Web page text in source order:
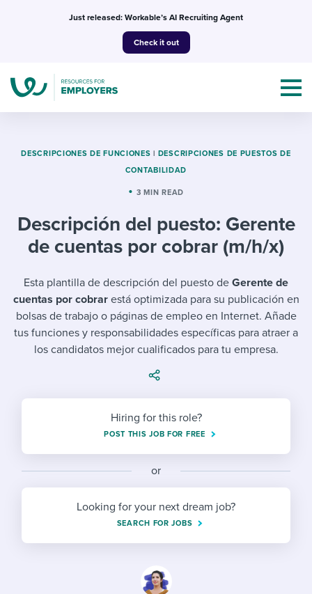
Just released: Workable’s AI Recruiting Agent
Check it out
Topics
Mobilizing AI in my work
Evaluating candidates
Working together with others
Maintaining hiring pipelines
Developing & retaining people
Ensuring compliance
Finding and attracting people
Establishing an employer brand
Templates & Guides
I WANT...
Job description templates
Interview question templates
Policy templates
Step-by-step tutorials
Free ebooks & reports
HR terms
I’m a jobseeker
I WANT TO LEARN ABOUT...
Applying for a job
Interview process
Career development
Modern working life
Attend webinars & events
Workable customer stories
Explore Workable
Request a demo
Start a free trial
DESCRIPCIONES DE FUNCIONES | DESCRIPCIONES DE PUESTOS DE
CONTABILIDAD
3 MIN READ
Descripción del puesto: Gerente
de cuentas por cobrar (m/h/x)
Esta plantilla de descripción del puesto de Gerente de
cuentas por cobrarestá optimizada para su publicación en
bolsas de trabajo o páginas de empleo en Internet. Añade
tus funciones y responsabilidades específicas para atraer a
los candidatos mejor cualificados para tu empresa.
Hiring for this role?
POST THIS JOB FOR FREE
or
Looking for your next dream job?
SEARCH FOR JOBS